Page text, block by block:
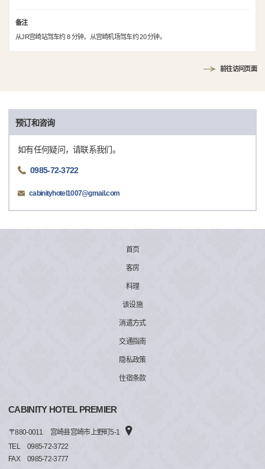
备注
从JR宫崎站驾车约 8 分钟，从宫崎机场驾车约 20 分钟。
前往访问页面
预订和咨询
如有任何疑问，请联系我们。
0985-72-3722
cabinityhotel1007@gmail.com
首页
客房
料理
该设施
消遣方式
交通指南
隐私政策
住宿条款
CABINITY HOTEL PREMIER
〒880-0011
宫崎县宫崎市上野町5-1
TEL
0985-72-3722
FAX
0985-72-3777